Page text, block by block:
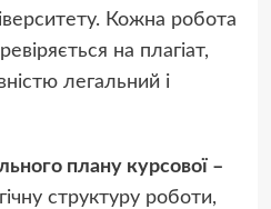
Кожна робота
на плагіат,
легальний і
плану курсової –
структуру роботи,